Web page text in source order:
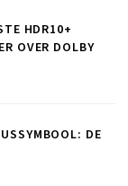
HDR10+
OVER DOLBY
DE